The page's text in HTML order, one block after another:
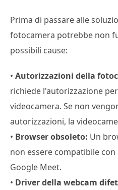
Prima di passare alle
fotocamera potrebbe non
possibili cause:
• Autorizzazioni della
richiede l'autorizzazione
videocamera. Se non
autorizzazioni, la
• Browser obsoleto: Un
non essere compatibile
Google Meet.
• Driver della webcam